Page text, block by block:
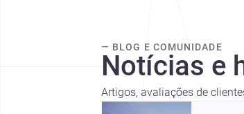
— BLOG E COMUNIDADE
Notícias e
Artigos, avaliações de